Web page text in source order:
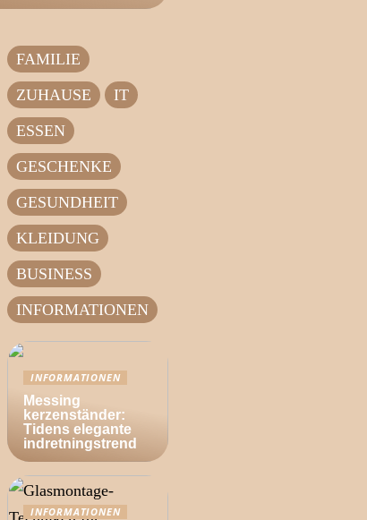
FAMILIE
ZUHAUSE
IT
ESSEN
GESCHENKE
GESUNDHEIT
KLEIDUNG
BUSINESS
INFORMATIONEN
INFORMATIONEN
Messing
kerzenständer:
Tidens elegante
indretningstrend
INFORMATIONEN